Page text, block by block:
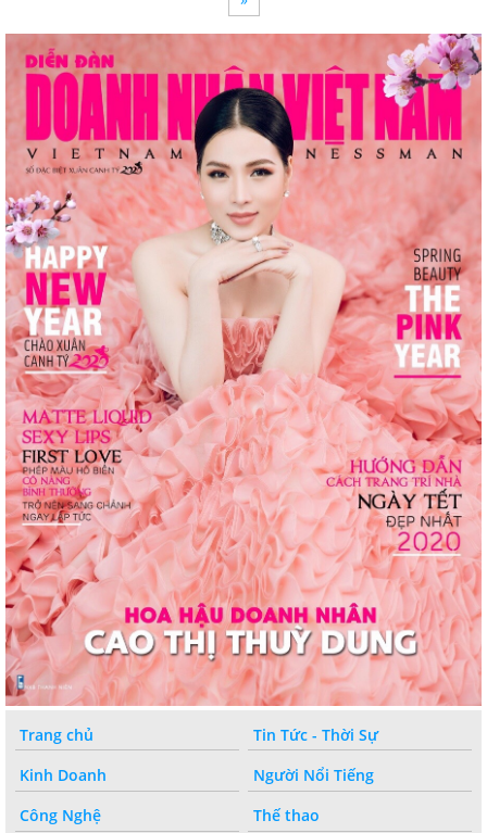
Trang chủ
Tin Tức - Thời Sự
Kinh Doanh
Người Nổi Tiếng
Công Nghệ
Thế thao